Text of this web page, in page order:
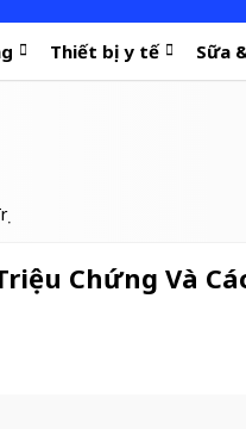
Thiết bị y tế Sữa
Chứng Và